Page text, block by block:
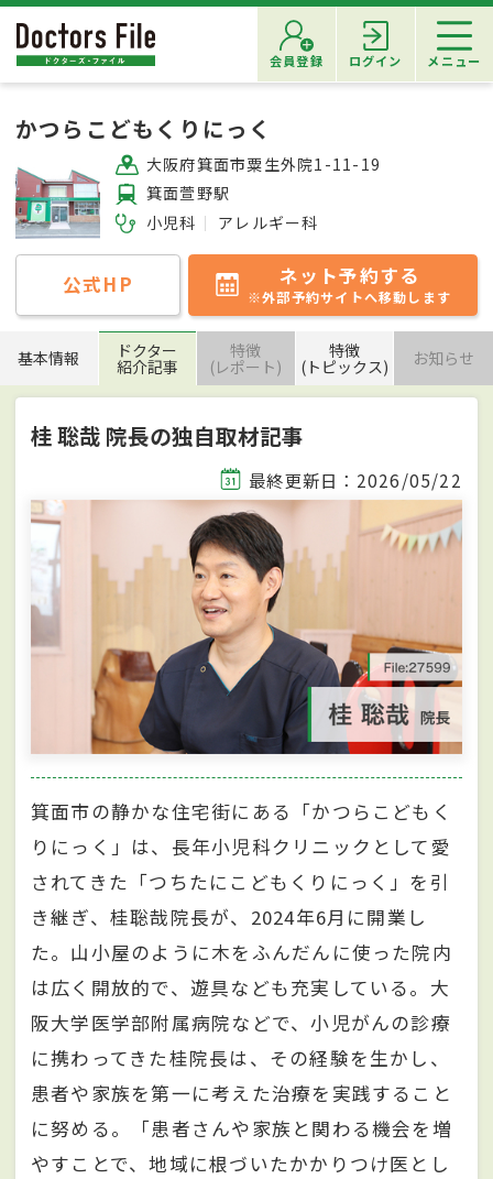
会員登録 ログイン メニュー
かつらこどもくりにっく
大阪府箕面市粟生外院1-11-19
箕面萱野駅
小児科
アレルギー科
公式HP ネット予約する
※外部予約サイトへ移動します
基本情報 ドクター
紹介記事
特徴
(レポート)
特徴
(トピックス) お知らせ
桂 聡哉 院長の独自取材記事
最終更新日：2026/05/22
箕面市の静かな住宅街にある「かつらこどもく
りにっく」は、長年小児科クリニックとして愛
されてきた「つちたにこどもくりにっく」を引
き継ぎ、桂聡哉院長が、2024年6月に開業し
た。山小屋のように木をふんだんに使った院内
は広く開放的で、遊具なども充実している。大
阪大学医学部附属病院などで、小児がんの診療
に携わってきた桂院長は、その経験を生かし、
患者や家族を第一に考えた治療を実践すること
に努める。「患者さんや家族と関わる機会を増
やすことで、地域に根づいたかかりつけ医とし